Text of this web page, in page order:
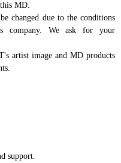
MD.
changed due to the conditions
company. We ask for your
artist image and MD products
support.